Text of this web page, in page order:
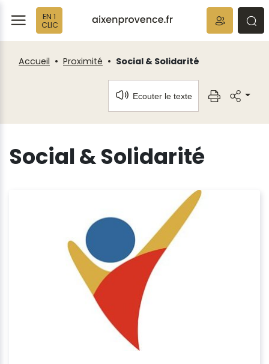
EN 1
CLIC
Accueil Proximité Social & Solidarité
Ecouter le texte
Social & Solidarité
Fenêtre
de
chat
Panneau de gestion des cookies